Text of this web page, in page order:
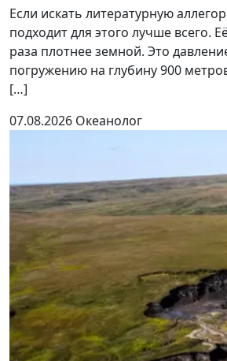
Если искать литературную
подходит для этого лучше всего.
раза плотнее земной. Это
погружению на глубину 900
[…]
07.08.2026 Океанолог